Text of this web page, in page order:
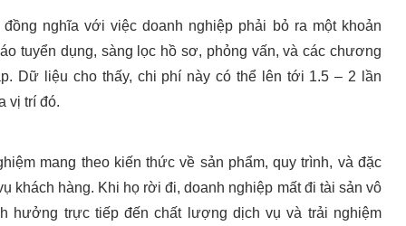
nghĩa với việc doanh nghiệp phải bỏ ra một khoản
tuyển dụng, sàng lọc hồ sơ, phỏng vấn, và các chương
Dữ liệu cho thấy, chi phí này có thể lên tới 1.5 – 2 lần
vị trí đó.
mang theo kiến thức về sản phẩm, quy trình, và đặc
khách hàng. Khi họ rời đi, doanh nghiệp mất đi tài sản vô
hưởng trực tiếp đến chất lượng dịch vụ và trải nghiệm